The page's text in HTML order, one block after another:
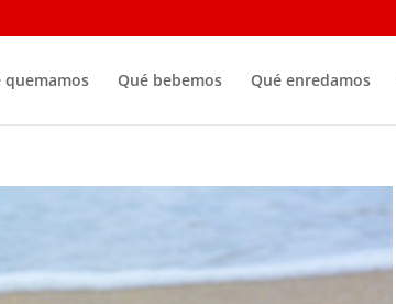
quemamos Qué bebemos Qué enredamos